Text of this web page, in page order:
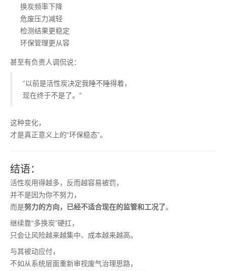
换炭频率下降
危废压力减轻
检测结果更稳定
环保管理更从容
甚至有负责人调侃说：
“以前是活性炭决定我睡不睡得着，
现在终于不是了。”
这种变化，
才是真正意义上的“环保稳态”。
结语：
活性炭用得越多，反而越容易被罚，
并不是因为你不努力，
而是努力的方向，已经不适合现在的监管和工况了。
继续靠“多换炭”硬扛，
只会让风险越来越集中、成本越来越高。
与其被动应付，
不如从系统层面重新审视废气治理思路，